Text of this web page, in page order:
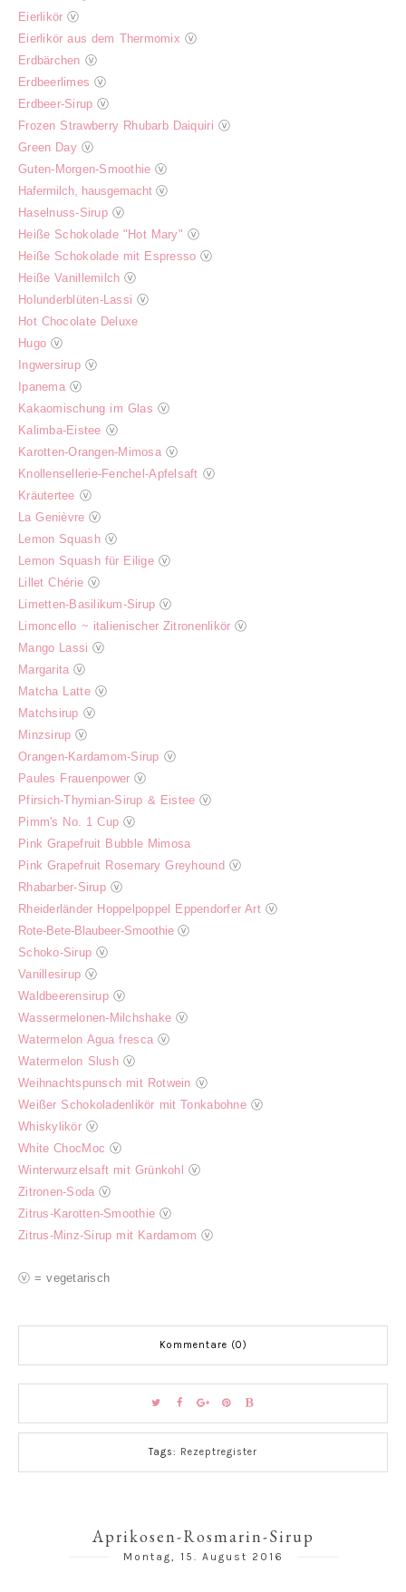
Eierlikör ⓥ
Eierlikör aus dem Thermomix ⓥ
Erdbärchen ⓥ
Erdbeerlimes ⓥ
Erdbeer-Sirup ⓥ
Frozen Strawberry Rhubarb Daiquiri ⓥ
Green Day ⓥ
Guten-Morgen-Smoothie ⓥ
Hafermilch, hausgemacht ⓥ
Haselnuss-Sirup ⓥ
Heiße Schokolade "Hot Mary" ⓥ
Heiße Schokolade mit Espresso ⓥ
Heiße Vanillemilch ⓥ
Holunderblüten-Lassi ⓥ
Hot Chocolate Deluxe
Hugo ⓥ
Ingwersirup ⓥ
Ipanema ⓥ
Kakaomischung im Glas ⓥ
Kalimba-Eistee ⓥ
Karotten-Orangen-Mimosa ⓥ
Knollensellerie-Fenchel-Apfelsaft ⓥ
Kräutertee ⓥ
La Genièvre ⓥ
Lemon Squash ⓥ
Lemon Squash für Eilige ⓥ
Lillet Chérie ⓥ
Limetten-Basilikum-Sirup ⓥ
Limoncello ~ italienischer Zitronenlikör ⓥ
Mango Lassi ⓥ
Margarita ⓥ
Matcha Latte ⓥ
Matchsirup ⓥ
Minzsirup ⓥ
Orangen-Kardamom-Sirup ⓥ
Paules Frauenpower ⓥ
Pfirsich-Thymian-Sirup & Eistee ⓥ
Pimm's No. 1 Cup ⓥ
Pink Grapefruit Bubble Mimosa
Pink Grapefruit Rosemary Greyhound ⓥ
Rhabarber-Sirup ⓥ
Rheiderländer Hoppelpoppel Eppendorfer Art ⓥ
Rote-Bete-Blaubeer-Smoothie ⓥ
Schoko-Sirup ⓥ
Vanillesirup ⓥ
Waldbeerensirup ⓥ
Wassermelonen-Milchshake ⓥ
Watermelon Agua fresca ⓥ
Watermelon Slush ⓥ
Weihnachtspunsch mit Rotwein ⓥ
Weißer Schokoladenlikör mit Tonkabohne ⓥ
Whiskylikör ⓥ
White ChocMoc ⓥ
Winterwurzelsaft mit Grünkohl ⓥ
Zitronen-Soda ⓥ
Zitrus-Karotten-Smoothie ⓥ
Zitrus-Minz-Sirup mit Kardamom ⓥ
ⓥ = vegetarisch
Kommentare (0)
Tags: Rezeptregister
Aprikosen-Rosmarin-Sirup
Montag, 15. August 2016